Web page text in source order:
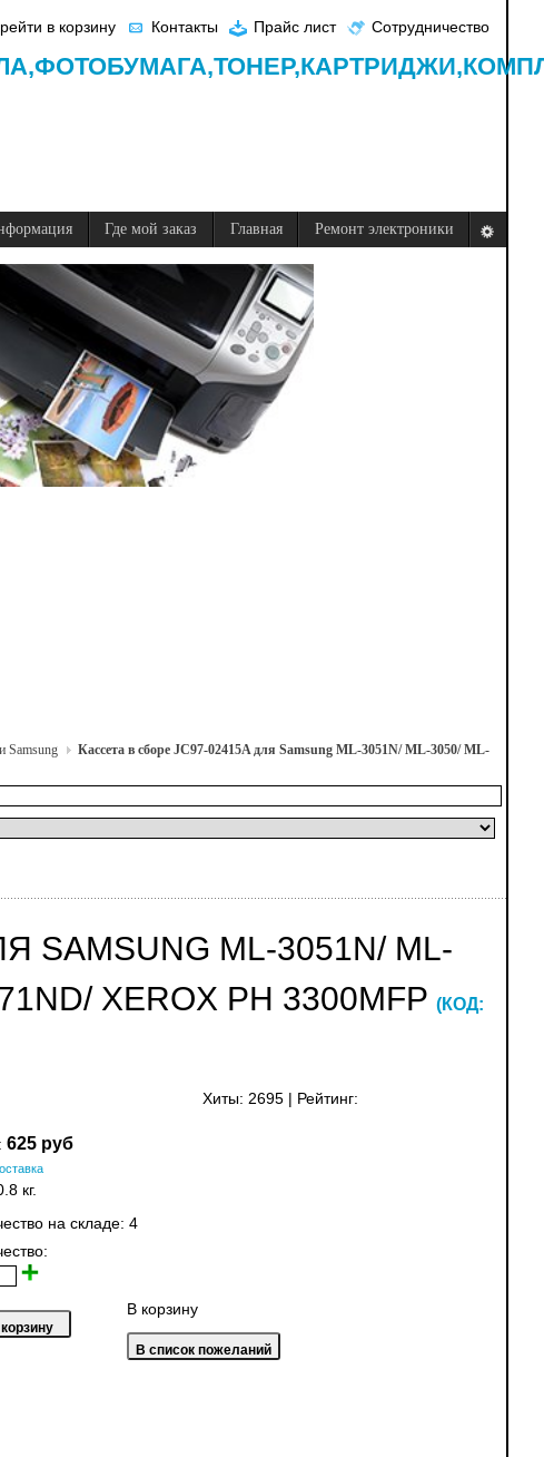
в корзину Контакты Прайс лист Сотрудничество
ФОТОБУМАГА,ТОНЕР,КАРТРИДЖИ,
Где мой заказ Главная Ремонт электроники
Samsung
Кассета в сборе JC97-02415A для Samsung ML-3051N/ ML-3050/ ML-
ML-3051N/ ML-
XEROX PH 3300MFP (КОД:
Хиты: 2695 Рейтинг:
625 руб
кг.
на складе: 4
В корзину